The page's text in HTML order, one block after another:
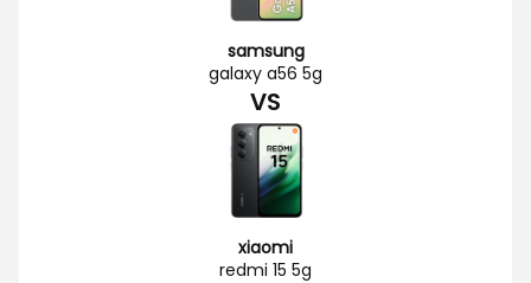
samsung
galaxy a56 5g
VS
xiaomi
redmi 15 5g